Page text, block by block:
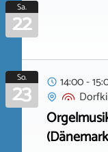
Sa.
22
So.
23
14:00 -